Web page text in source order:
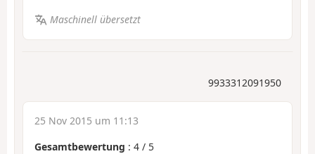
Maschinell übersetzt
9933312091950
25 Nov 2015 um 11:13
Gesamtbewertung : 4 / 5